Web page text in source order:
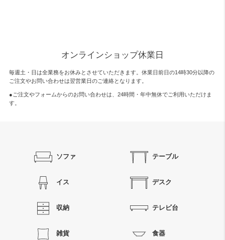
オンラインショップ休業日
毎週土・日は全業務をお休みとさせていただきます。休業日前日の14時30分以降の
ご注文やお問い合わせは翌営業日のご連絡となります。
●ご注文やフォームからのお問い合わせは、 24時間・年中無休でご利用いただけま
す。
ソファ テーブル
イス デスク
収納 テレビ台
雑貨 食器